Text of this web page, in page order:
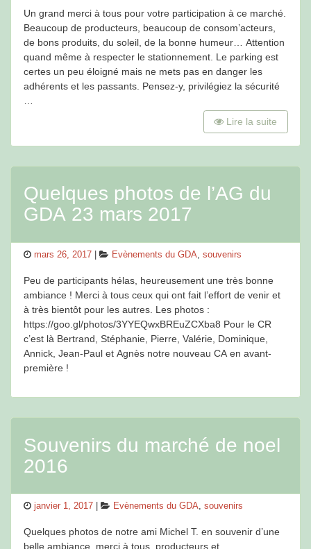
Un grand merci à tous pour votre participation à ce marché.
Beaucoup de producteurs, beaucoup de consom’acteurs,
de bons produits, du soleil, de la bonne humeur… Attention
quand même à respecter le stationnement. Le parking est
certes un peu éloigné mais ne mets pas en danger les
adhérents et les passants. Pensez-y, privilégiez la sécurité
…
Lire la suite
Quelques photos de l’AG du
GDA 23 mars 2017
Posted
mars 26, 2017 Categories
Evènements du GDA, souvenirs
Peu de participants hélas, heureusement une très bonne
ambiance ! Merci à tous ceux qui ont fait l’effort de venir et
à très bientôt pour les autres. Les photos :
https://goo.gl/photos/3YYEQwxBREuZCXba8 Pour le CR
c’est là Bertrand, Stéphanie, Pierre, Valérie, Dominique,
Annick, Jean-Paul et Agnès notre nouveau CA en avant-
première !
Souvenirs du marché de noel
2016
Posted
janvier 1, 2017 Categories
Evènements du GDA, souvenirs
Quelques photos de notre ami Michel T. en souvenir d’une
belle ambiance, merci à tous, producteurs et